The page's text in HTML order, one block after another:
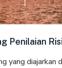
Penilaian
yang diajarkan